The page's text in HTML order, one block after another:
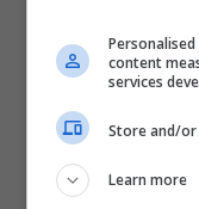
content
services
Store and/
Learn more